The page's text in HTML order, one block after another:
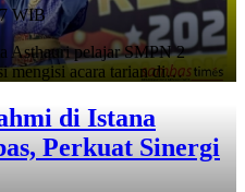
WIB
Asthauri pelajar SMPN 2
mengisi acara tarian di…
di Istana
Perkuat Sinergi